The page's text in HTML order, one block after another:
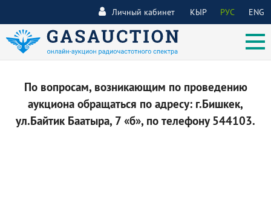
КЫР РУС ENG
Личный кабинет
По вопросам, возникающим по проведению
аукциона обращаться по адресу: г.Бишкек,
ул.Байтик Баатыра, 7 «б», по телефону 544103.